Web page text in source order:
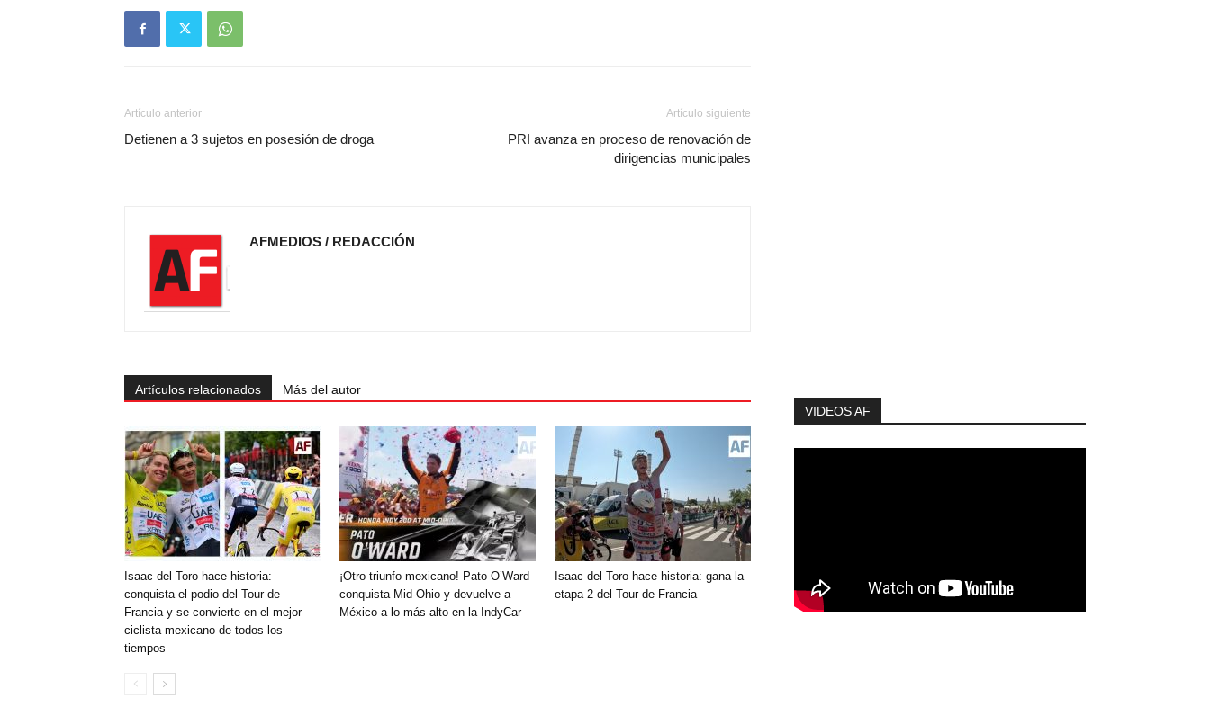
Artículo anterior
Detienen a 3 sujetos en posesión de droga
Artículo siguiente
PRI avanza en proceso de renovación de
dirigencias municipales
AFMEDIOS / REDACCIÓN
Artículos relacionados Más del autor
Isaac del Toro hace historia:
conquista el podio del Tour de
Francia y se convierte en el mejor
ciclista mexicano de todos los
tiempos
¡Otro triunfo mexicano! Pato O’Ward
conquista Mid-Ohio y devuelve a
México a lo más alto en la IndyCar
Isaac del Toro hace historia: gana la
etapa 2 del Tour de Francia
VIDEOS AF